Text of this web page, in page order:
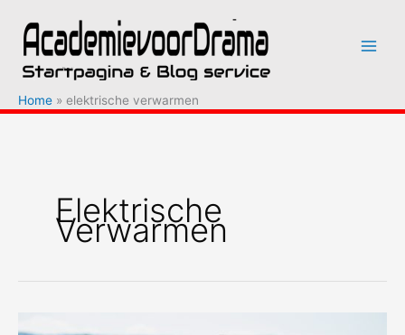
naar
inhoud
Home elektrische verwarmen
Elektrische
Verwarmen